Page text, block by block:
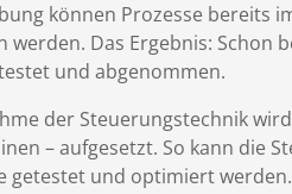
können Prozesse bereits
Das Ergebnis: Schon
und abgenommen.
der Steuerungstechnik
– aufgesetzt. So kann die
getestet und optimiert